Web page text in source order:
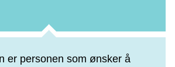
er personen som ønsker å